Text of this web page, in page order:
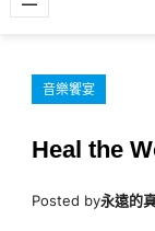
容
音樂饗宴
Heal the
Posted by永遠的